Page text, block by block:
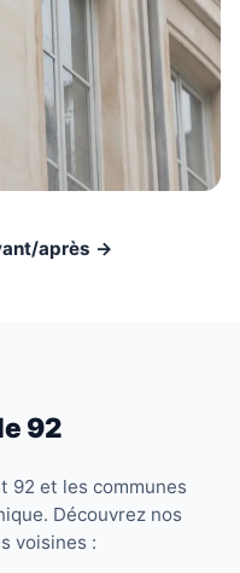
après →
92
92 et les communes
Découvrez nos
voisines :